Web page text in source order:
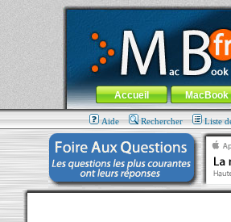
MacBook-fr.com : 100% Apple... 100%
Aller au contenu-Aller au menu
Menu général
Accueil MacBook
Aide Rechercher Liste